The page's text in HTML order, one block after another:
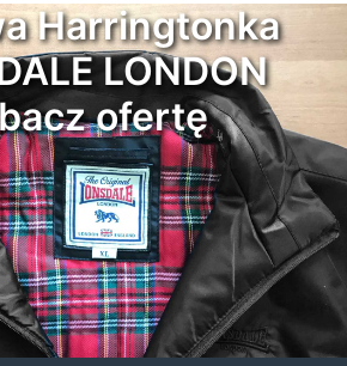
Harringtonka
LONDON
ofertę